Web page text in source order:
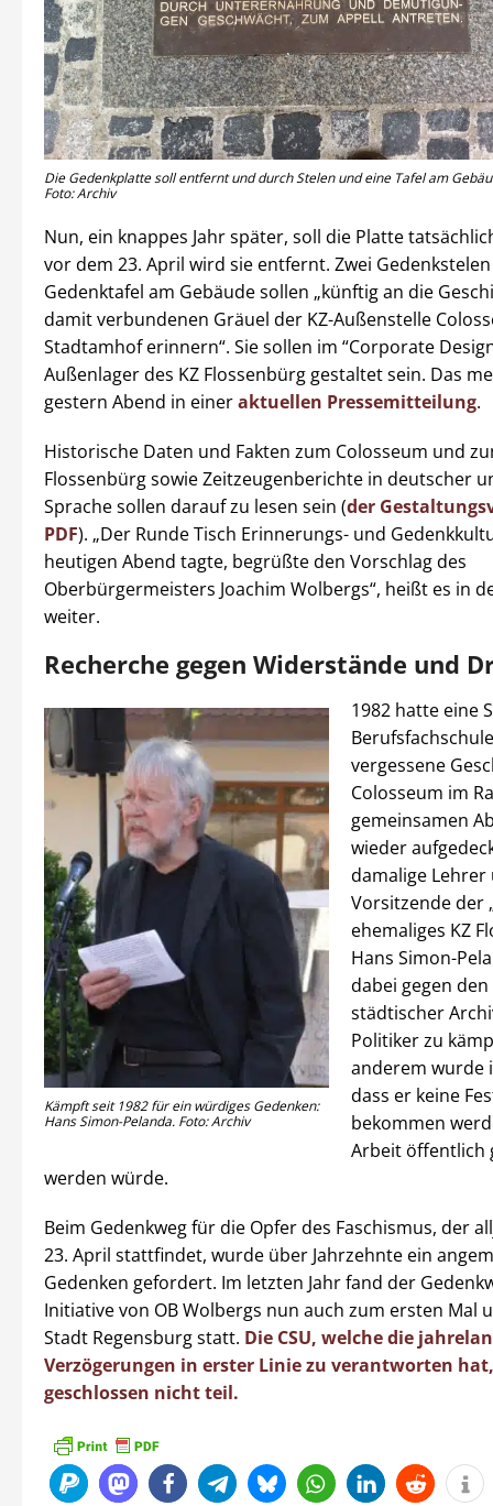
Die Gedenkplatte soll entfernt und durch Stelen und eine Tafel am
Foto: Archiv
Nun, ein knappes Jahr später, soll die Platte
vor dem 23. April wird sie entfernt. Zwei
Gedenktafel am Gebäude sollen „künftig an die
damit verbundenen Gräuel der KZ-Außenstelle
Stadtamhof erinnern“. Sie sollen im “Corporate
Außenlager des KZ Flossenbürg gestaltet sein. Das
gestern Abend in eineraktuellen Pressemitteilung.
Historische Daten und Fakten zum Colosseum und
Flossenbürg sowie Zeitzeugenberichte in deutscher
Sprache sollen darauf zu lesen sein (der
PDF). „Der Runde Tisch Erinnerungs- und
heutigen Abend tagte, begrüßte den Vorschlag des
Oberbürgermeisters Joachim Wolbergs“, heißt es in
weiter.
Recherche gegen Widerstände und
Kämpft seit 1982 für ein würdiges Gedenken:
Hans Simon-Pelanda. Foto: Archiv
1982 hatte eine
vergessene
Colosseum im
gemeinsamen
wieder
damalige
Vorsitzende der
ehemaliges KZ
Hans Simon-
dabei gegen
städtischer
Politiker zu
anderem wurde
dass er keine
bekommen
Arbeit öffentlich
werden würde.
Beim Gedenkweg für die Opfer des Faschismus, der
23. April stattfindet, wurde über Jahrzehnte ein
Gedenken gefordert. Im letzten Jahr fand der
Initiative von OB Wolbergs nun auch zum ersten Mal
Stadt Regensburg statt. Die CSU, welche die
Verzögerungen in erster Linie zu verantworten
geschlossen nicht teil.